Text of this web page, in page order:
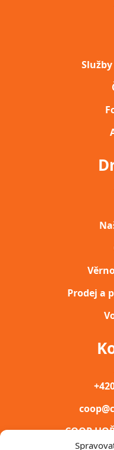
Prodej a
COOP